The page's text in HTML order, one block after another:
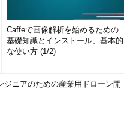
Caffeで画像解析を始めるための
基礎知識とインストール、基本的
な使い方 (1/2)
ジニアのための産業用ドローン開